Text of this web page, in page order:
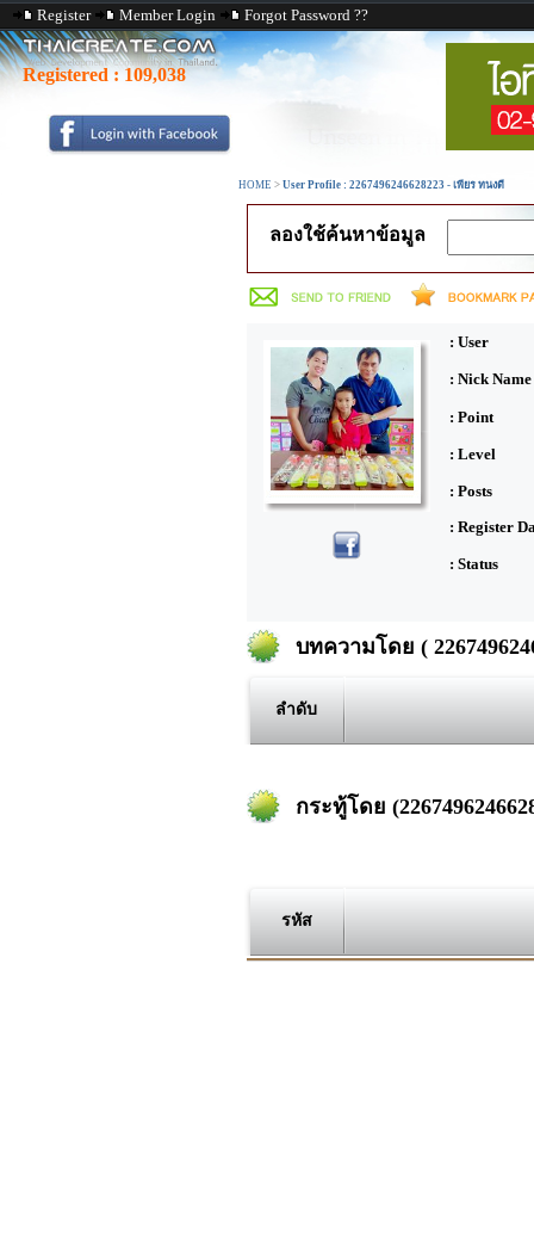
Register Member Login Forgot Password ??
Registered : 109,038
HOME > User Profile : 2267496246628223 - เพียร ทนงดี
ลองใช้ค้นหาข้อมูล
: User
: Nick Name
: Point
: Level
: Posts
: Register
: Status
บทความโดย (
ลำดับ
กระทู้โดย
รหัส